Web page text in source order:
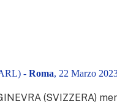
- Roma, 22 Marzo
(SVIZZERA)